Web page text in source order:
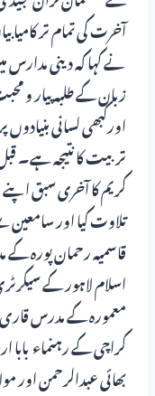
آخرت کی تمام تر
نے کہا کہ دینی مدارس
زبان کے طلبہ پیار
اورکبھی لسانی بنیادوں
تربیت کا نتیجہ ہے۔
کریم کا آخری سبق
تلاوت کیا اور
قاسمیہ رحمان پورہ
اسلام لاہور کے
معمورہ کے مدرس
کراچی کے رہنماء بابا
بھائی عبدالرحمن اور